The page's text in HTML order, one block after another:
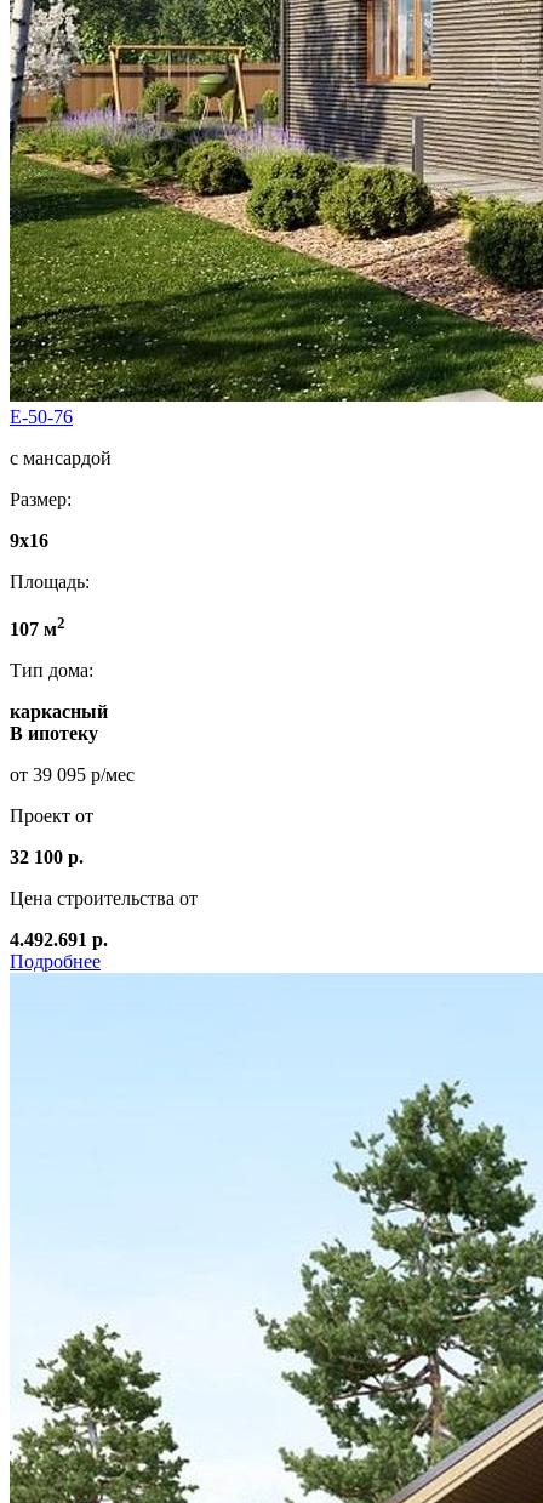
E-50-76
с мансардой
Размер:
9х16
Площадь:
107 м2
Тип дома:
каркасный
В ипотеку
от 39 095 р/мес
Проект от
32 100 р.
Цена строительства от
4.492.691 р.
Подробнее